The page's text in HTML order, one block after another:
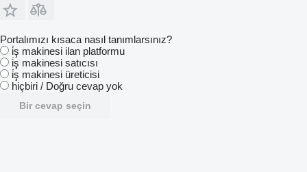
Portalımızı kısaca nasıl tanımlarsınız?
i̇ş makinesi ilan platformu
i̇ş makinesi satıcısı
i̇ş makinesi üreticisi
hiçbiri / Doğru cevap yok
Bir cevap seçin